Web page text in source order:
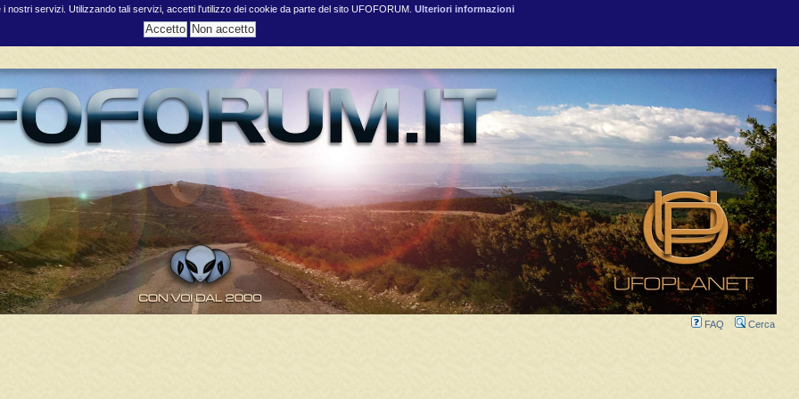
nostri servizi. Utilizzando tali servizi, accetti l'utilizzo dei cookie da parte del sito UFOFORUM. Ulteriori informazioni
FAQ Cerca